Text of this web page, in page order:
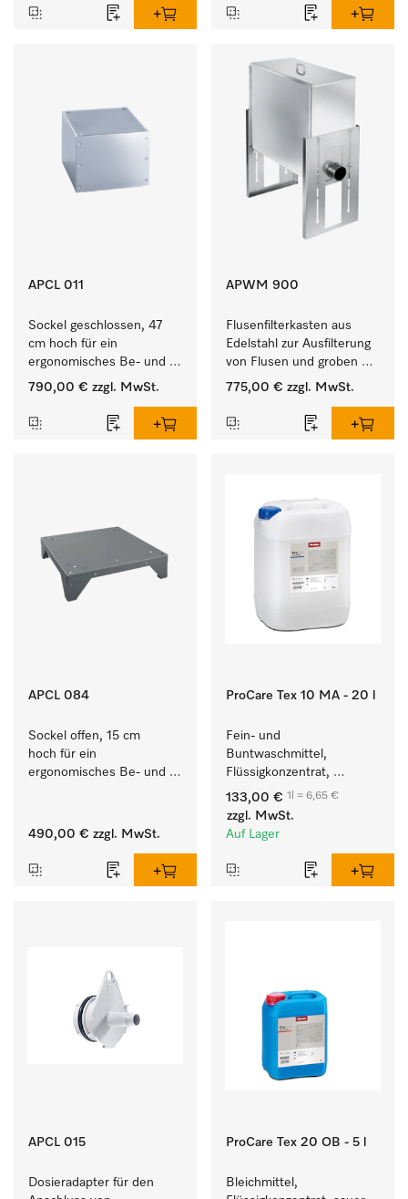
APCL 011
Sockel geschlossen, 47
cm hoch für ein
ergonomisches Be- und
Entladen von
Trockner.
790,00 € zzgl. MwSt.
APWM 900
Flusenfilterkasten aus
Edelstahl zur Ausfilterung
von Flusen und groben
Partikeln aus der Lauge.
775,00 € zzgl. MwSt.
APCL 084
Sockel offen, 15 cm
hoch für ein
ergonomisches Be- und
Trockner.
490,00 € zzgl. MwSt.
ProCare Tex 10 MA - 20 l
Fein- und
Buntwaschmittel,
Flüssigkonzentrat,
mildalkalisch, 20 l zur
Reinigung von
Buntwäsche und
133,00 € 1l = 6,65 €
zzgl. MwSt.
Auf Lager
APCL 015
Dosieradapter für den
ProCare Tex 20 OB - 5 l
Bleichmittel,